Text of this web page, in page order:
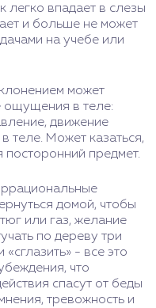
легко впадает в слезы
и больше не может
на учебе или
может
ощущения в теле:
движение
теле. Может казаться,
посторонний предмет.
домой, чтобы
или газ, желание
по дереву три
- все это
что
спасут от беды
тревожность и